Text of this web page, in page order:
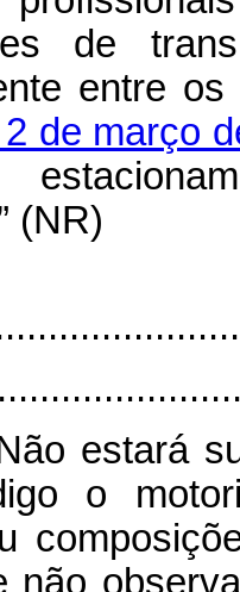
de
entre
de março
(NR)
estará
o
não